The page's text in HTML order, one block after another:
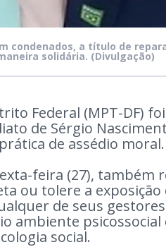
condenados, a título de
solidária. (Divulgação)
Federal (MPT-DF) foi
de Sérgio
de assédio moral.
feira (27), também
ou tolere a
de seus
ambiente
social.